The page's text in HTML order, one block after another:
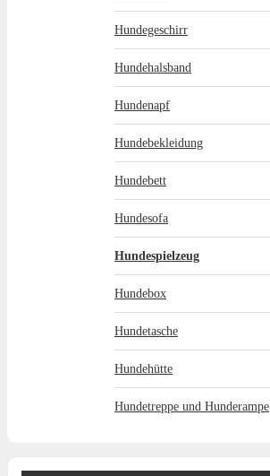
Hundegeschirr
Hundehalsband
Hundenapf
Hundebekleidung
Hundebett
Hundesofa
Hundespielzeug
Hundebox
Hundetasche
Hundehütte
Hundetreppe und Hunderampe